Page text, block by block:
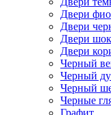
Двери
Двери
Двери
Двери
Черный
Черный
Черный
Черные